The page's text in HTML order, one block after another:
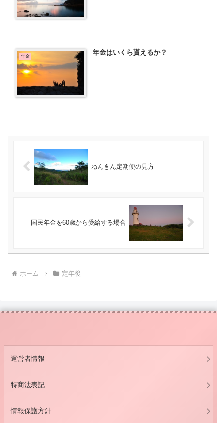
年金 年金はいくら貰えるか？
ねんきん定期便の見方
国民年金を60歳から受給する場合
ホーム 定年後
運営者情報
特商法表記
情報保護方針